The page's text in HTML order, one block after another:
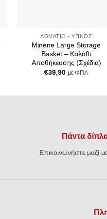
ΔΩΜΆΤΙΟ - ΎΠΝΟΣ
Minene Large Storage
Basket – Καλάθι
Αποθήκευσης (Σχέδια)
€39,90 με ΦΠΑ
Πάντα
Επικοινωνήστε μαζί